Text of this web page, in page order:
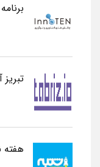
تبریز
هفته